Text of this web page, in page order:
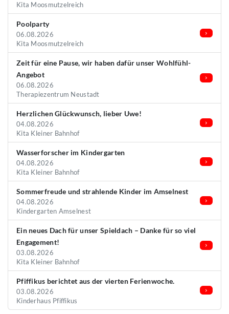
Kita Moosmutzelreich
Poolparty
06.08.2026
Kita Moosmutzelreich
Zeit für eine Pause, wir haben dafür unser Wohlfühl-
Angebot
06.08.2026
Therapiezentrum Neustadt
Herzlichen Glückwunsch, lieber Uwe!
04.08.2026
Kita Kleiner Bahnhof
Wasserforscher im Kindergarten
04.08.2026
Kita Kleiner Bahnhof
Sommerfreude und strahlende Kinder im Amselnest
04.08.2026
Kindergarten Amselnest
Ein neues Dach für unser Spieldach – Danke für so viel
Engagement!
03.08.2026
Kita Kleiner Bahnhof
Pfiffikus berichtet aus der vierten Ferienwoche.
03.08.2026
Kinderhaus Pfiffikus